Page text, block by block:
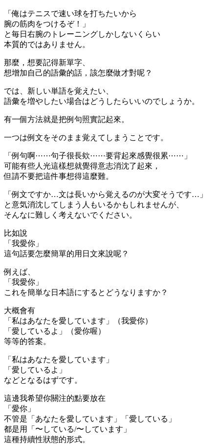
「俺はテニスで速い球を打ちたいから
腕の筋肉をつけるぞ！」
と毎日右腕のトレーニングしかしないくらい
本質的ではありません。
那麼，想要記得新單字、
想增加自己的語彙的話，該怎麼做才對呢？
では、新しい単語を覚えたい、
語彙を増やしたい場合はどうしたらいいのでしょうか。
有一個方法就是把例句照實記起來。
一つは例文をそのまま覚えてしまうことです。
「例句啊⋯⋯句子很長欸⋯⋯要背起來感覺很累⋯⋯」
可能有些人光這樣想就覺得意志消沈了起來，
但請不要把這件事想得這麼難。
「例文ですか…文は長いから覚えるのが大変そうです…」
と意気消沈してしまう人もいるかもしれませんが、
そんなに難しく考えないでください。
比如說
「我愛你」
這句話要怎麼簡單的用日文來說呢？
例えば、
「我愛你」
これを簡単な日本語にするとどうなりますか？
大概會有
「私はあなたを愛しています」（我愛你）
「愛しているよ」（愛你喔）
等等的答案。
「私はあなたを愛しています」
「愛しているよ」
などとなるはずです。
這邊我希望你關注的點要放在
「愛你」
不管是「あなたを愛しています」「愛している」
都是用
「〜している/〜しています」
這種持續性狀態的形式。